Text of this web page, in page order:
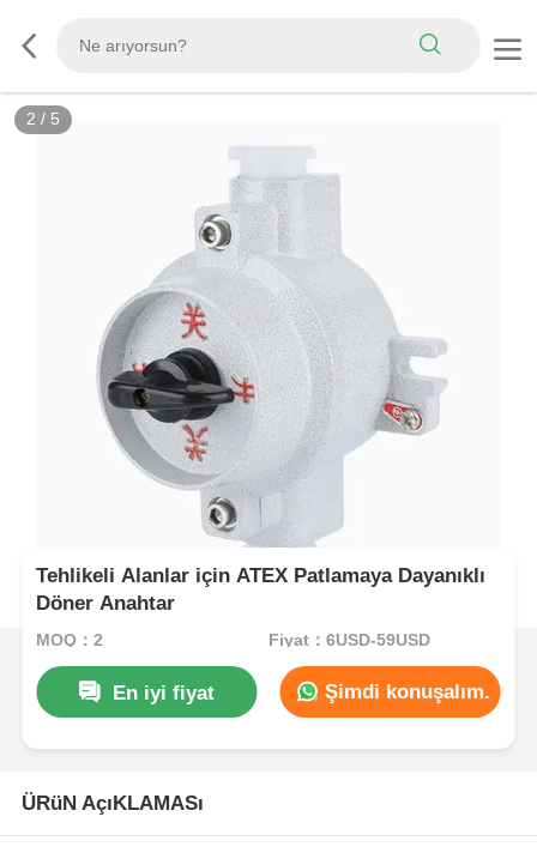
2 / 5
Tehlikeli Alanlar için ATEX Patlamaya Dayanıklı
Döner Anahtar
MOQ：2 Fiyat：6USD-59USD
En iyi fiyat Şimdi konuşalım.
ÜRüN AçıKLAMASı